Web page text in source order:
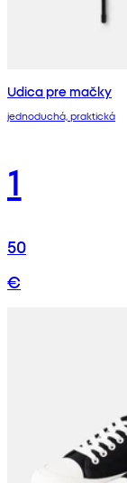
Udica pre mačky
jednoduchá, praktická
1
50
€